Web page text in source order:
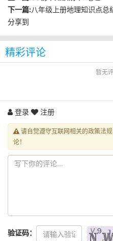
下一篇:八年级上册地理知识点总
分享到
精彩评论
暂无
登录 注册
请自觉遵守互联网相关的政策法
论！
验证码：